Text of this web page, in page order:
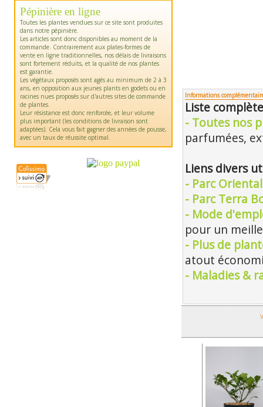
Pépinière en ligne
Toutes les plantes vendues sur ce site sont produites
dans notre pépinière.
Les articles sont donc disponibles au moment de la
commande. Contrairement aux plates-formes de
vente en ligne traditionnelles, nos délais de livraisons
sont fortement réduits, et la qualité de nos plantes
est garantie.
Les végétaux proposés sont agés au minimum de 2 à 3
ans, en opposition aux jeunes plants en godets ou en
racines nues proposés sur d'autres sites de commande
de plantes.
Leur résistance est donc renforcée, et leur volume
plus important (les conditions de livraison sont
adaptées). Cela vous fait gagner des années de pousse,
avec un taux de réussite optimal.
Informations
Liste
- Toutes nos
parfumées,
Liens divers
- Parc
- Parc Terra
- Mode
pour un
- Plus de
atout
- Maladies &